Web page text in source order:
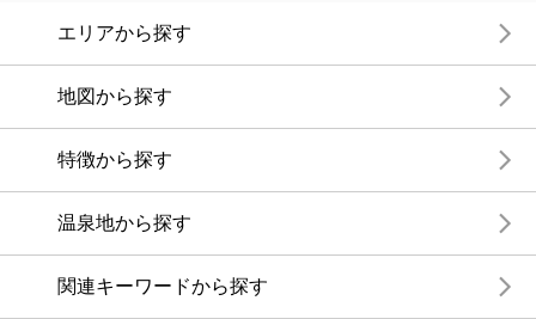
エリアから探す
地図から探す
特徴から探す
温泉地から探す
関連キーワードから探す